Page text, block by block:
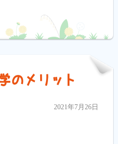
のメリット
2021年7月26日